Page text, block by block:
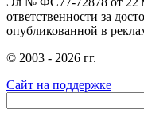
ответственности за
опубликованной в
© 2003 - 2026 гг.
Сайт на поддержке